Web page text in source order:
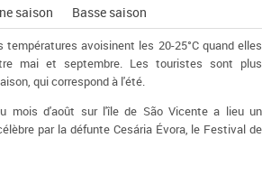
saison Basse saison
avoisinent les 20-25°C quand elles
mai et septembre. Les touristes sont plus
qui correspond à l'été.
mois d'août sur l'île de São Vicente a lieu un
par la défunte Cesária Évora, le Festival de